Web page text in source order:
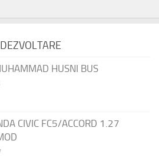
HUSNI BUS
CIVIC FC5/ACCORD 1.27